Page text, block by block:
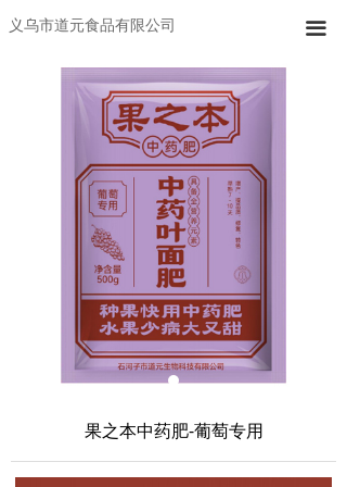
义乌市道元食品有限公司 끀
果之本中药肥-葡萄专用